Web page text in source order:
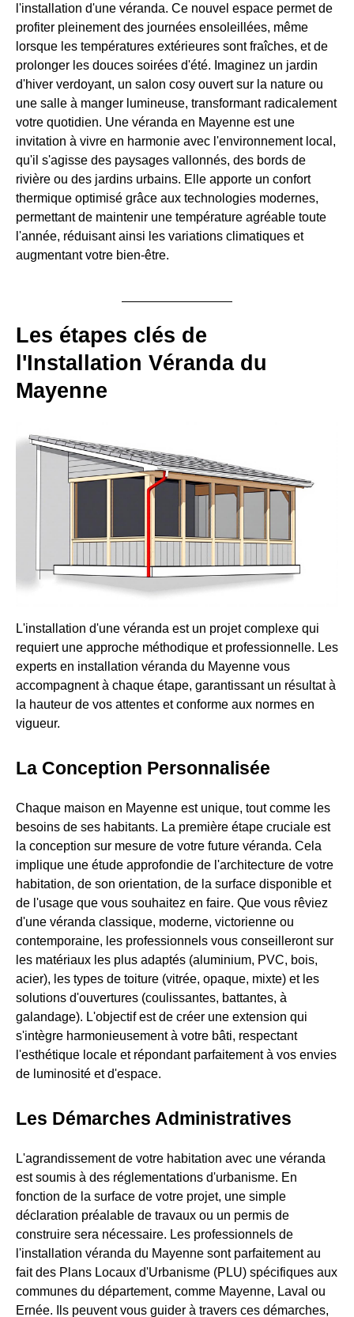
l'installation d'une véranda. Ce nouvel espace permet de
profiter pleinement des journées ensoleillées, même
lorsque les températures extérieures sont fraîches, et de
prolonger les douces soirées d'été. Imaginez un jardin
d'hiver verdoyant, un salon cosy ouvert sur la nature ou
une salle à manger lumineuse, transformant radicalement
votre quotidien. Une véranda en Mayenne est une
invitation à vivre en harmonie avec l'environnement local,
qu'il s'agisse des paysages vallonnés, des bords de
rivière ou des jardins urbains. Elle apporte un confort
thermique optimisé grâce aux technologies modernes,
permettant de maintenir une température agréable toute
l'année, réduisant ainsi les variations climatiques et
augmentant votre bien-être.
Les étapes clés de
l'Installation Véranda du
Mayenne
L'installation d'une véranda est un projet complexe qui
requiert une approche méthodique et professionnelle. Les
experts en installation véranda du Mayenne vous
accompagnent à chaque étape, garantissant un résultat à
la hauteur de vos attentes et conforme aux normes en
vigueur.
La Conception Personnalisée
Chaque maison en Mayenne est unique, tout comme les
besoins de ses habitants. La première étape cruciale est
la conception sur mesure de votre future véranda. Cela
implique une étude approfondie de l'architecture de votre
habitation, de son orientation, de la surface disponible et
de l'usage que vous souhaitez en faire. Que vous rêviez
d'une véranda classique, moderne, victorienne ou
contemporaine, les professionnels vous conseilleront sur
les matériaux les plus adaptés (aluminium, PVC, bois,
acier), les types de toiture (vitrée, opaque, mixte) et les
solutions d'ouvertures (coulissantes, battantes, à
galandage). L'objectif est de créer une extension qui
s'intègre harmonieusement à votre bâti, respectant
l'esthétique locale et répondant parfaitement à vos envies
de luminosité et d'espace.
Les Démarches Administratives
L'agrandissement de votre habitation avec une véranda
est soumis à des réglementations d'urbanisme. En
fonction de la surface de votre projet, une simple
déclaration préalable de travaux ou un permis de
construire sera nécessaire. Les professionnels de
l'installation véranda du Mayenne sont parfaitement au
fait des Plans Locaux d'Urbanisme (PLU) spécifiques aux
communes du département, comme Mayenne, Laval ou
Ernée. Ils peuvent vous guider à travers ces démarches,